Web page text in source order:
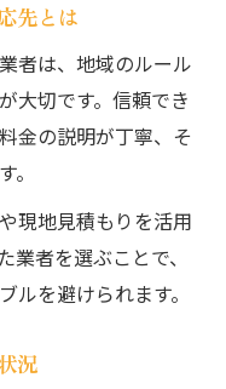
先とは
者は、地域のルール
大切です。信頼でき
金の説明が丁寧、そ
現地見積もりを活用
者を選ぶことで、
ルを避けられます。
況